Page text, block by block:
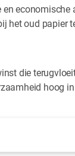
economische
het oud papier
die
hoog